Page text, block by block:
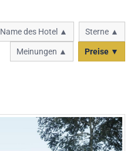
Name des Hotel ▲ Sterne ▲
Meinungen ▲ Preise ▼